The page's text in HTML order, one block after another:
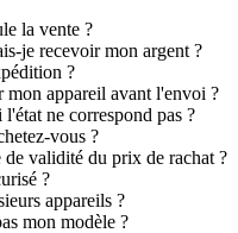
la vente ?
je recevoir mon argent ?
?
appareil avant l'envoi ?
l'état ne correspond pas ?
vous ?
de validité du prix de rachat ?
?
appareils ?
mon modèle ?